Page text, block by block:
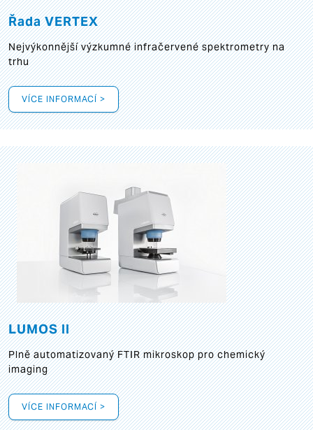
Řada VERTEX
Nejvýkonnější výzkumné infračervené spektrometry na
trhu
VÍCE INFORMACÍ >
LUMOS II
Plně automatizovaný FTIR mikroskop pro chemický
imaging
VÍCE INFORMACÍ >